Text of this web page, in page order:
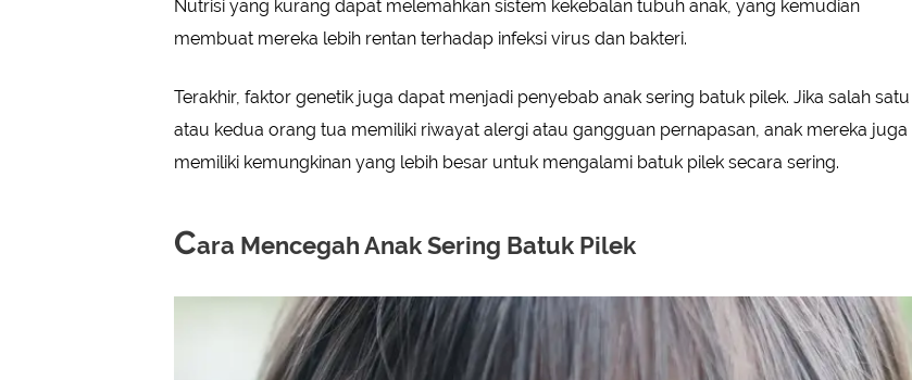
Nutrisi yang kurang dapat melemahkan sistem kekebalan tubuh anak, yang kemudian
membuat mereka lebih rentan terhadap infeksi virus dan bakteri.
Terakhir, faktor genetik juga dapat menjadi penyebab anak sering batuk pilek. Jika salah satu
atau kedua orang tua memiliki riwayat alergi atau gangguan pernapasan, anak mereka juga
memiliki kemungkinan yang lebih besar untuk mengalami batuk pilek secara sering.
Cara Mencegah Anak Sering Batuk Pilek